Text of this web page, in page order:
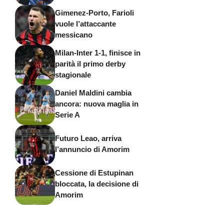
Gimenez-Porto, Farioli
vuole l’attaccante
messicano
Milan-Inter 1-1, finisce in
parità il primo derby
stagionale
Daniel Maldini cambia
ancora: nuova maglia in
Serie A
Futuro Leao, arriva
l’annuncio di Amorim
Cessione di Estupinan
bloccata, la decisione di
Amorim